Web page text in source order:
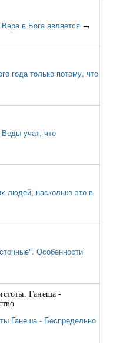
в Бога является →
года только потому, что
учат, что
людей, насколько это в
Особенности
Ганеша -
Ганеша - Беспредельно